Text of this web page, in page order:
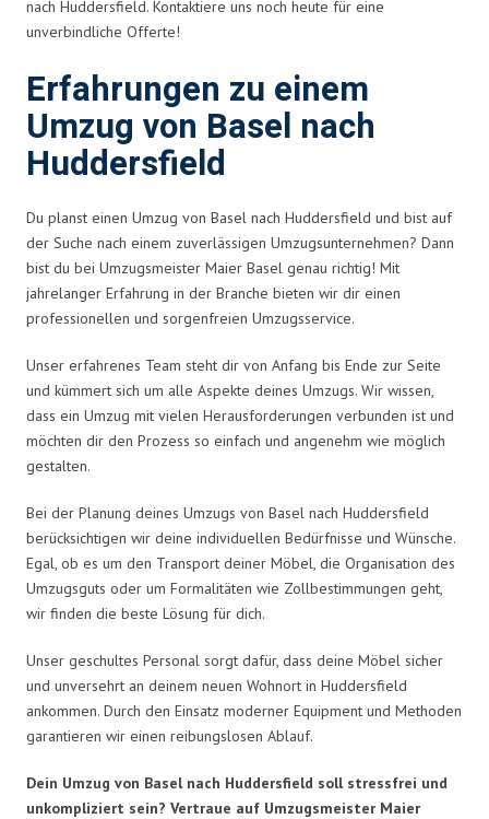
nach Huddersfield. Kontaktiere uns noch heute für eine
unverbindliche Offerte!
Erfahrungen zu einem
Umzug von Basel nach
Huddersfield
Du planst einen Umzug von Basel nach Huddersfield und bist auf
der Suche nach einem zuverlässigen Umzugsunternehmen? Dann
bist du bei Umzugsmeister Maier Basel genau richtig! Mit
jahrelanger Erfahrung in der Branche bieten wir dir einen
professionellen und sorgenfreien Umzugsservice.
Unser erfahrenes Team steht dir von Anfang bis Ende zur Seite
und kümmert sich um alle Aspekte deines Umzugs. Wir wissen,
dass ein Umzug mit vielen Herausforderungen verbunden ist und
möchten dir den Prozess so einfach und angenehm wie möglich
gestalten.
Bei der Planung deines Umzugs von Basel nach Huddersfield
berücksichtigen wir deine individuellen Bedürfnisse und Wünsche.
Egal, ob es um den Transport deiner Möbel, die Organisation des
Umzugsguts oder um Formalitäten wie Zollbestimmungen geht,
wir finden die beste Lösung für dich.
Unser geschultes Personal sorgt dafür, dass deine Möbel sicher
und unversehrt an deinem neuen Wohnort in Huddersfield
ankommen. Durch den Einsatz moderner Equipment und Methoden
garantieren wir einen reibungslosen Ablauf.
Dein Umzug von Basel nach Huddersfield soll stressfrei und
unkompliziert sein? Vertraue auf Umzugsmeister Maier